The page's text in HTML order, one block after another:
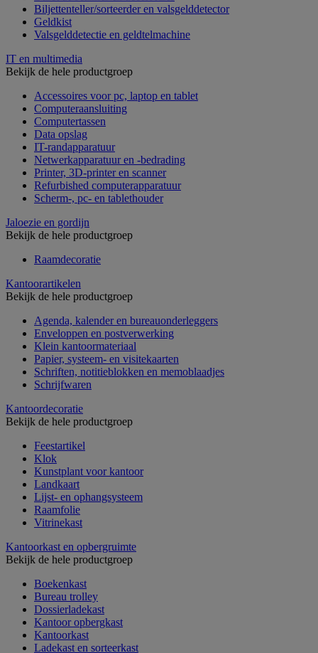
Biljettenteller/sorteerder en valsgelddetector
Geldkist
Valsgelddetectie en geldtelmachine
IT en multimedia
Bekijk de hele productgroep
Accessoires voor pc, laptop en tablet
Computeraansluiting
Computertassen
Data opslag
IT-randapparatuur
Netwerkapparatuur en -bedrading
Printer, 3D-printer en scanner
Refurbished computerapparatuur
Scherm-, pc- en tablethouder
Jaloezie en gordijn
Bekijk de hele productgroep
Raamdecoratie
Kantoorartikelen
Bekijk de hele productgroep
Agenda, kalender en bureauonderleggers
Enveloppen en postverwerking
Klein kantoormateriaal
Papier, systeem- en visitekaarten
Schriften, notitieblokken en memoblaadjes
Schrijfwaren
Kantoordecoratie
Bekijk de hele productgroep
Feestartikel
Klok
Kunstplant voor kantoor
Landkaart
Lijst- en ophangsysteem
Raamfolie
Vitrinekast
Kantoorkast en opbergruimte
Bekijk de hele productgroep
Boekenkast
Bureau trolley
Dossierladekast
Kantoor opbergkast
Kantoorkast
Ladekast en sorteerkast